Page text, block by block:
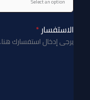
الاستفسار*
يرجى إدخال استفسارك هنا.